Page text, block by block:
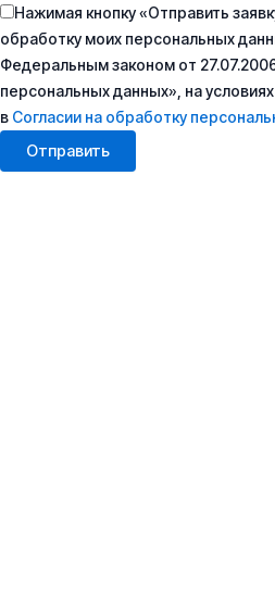
Нажимая кнопку «Отправить
обработку моих персональных
Федеральным законом от
персональных данных», на
в Согласии на обработку